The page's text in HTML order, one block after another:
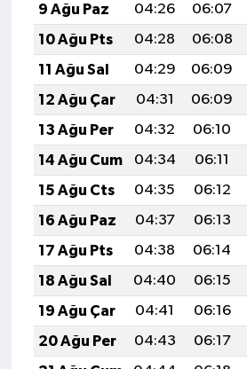
9 Ağu Paz
04:26 06:07
10 Ağu Pts
04:28 06:08
11 Ağu Sal
04:29 06:09
12 Ağu Çar
04:31 06:09
13 Ağu Per
04:32 06:10
14 Ağu Cum
04:34 06:11
15 Ağu Cts
04:35 06:12
16 Ağu Paz
04:37 06:13
17 Ağu Pts
04:38 06:14
18 Ağu Sal
04:40 06:15
19 Ağu Çar
04:41 06:16
20 Ağu Per
04:43 06:17